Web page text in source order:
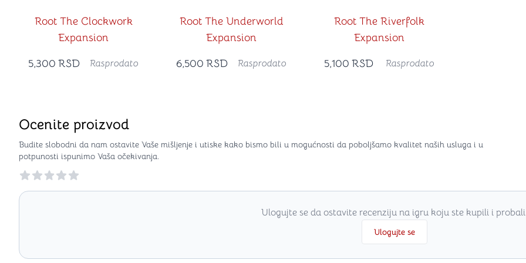
Root The Clockwork
Expansion
5,300 RSD Rasprodato
Root The Underworld
Expansion
6,500 RSD Rasprodato
Root The Riverfolk
Expansion
5,100 RSD Rasprodato
Ocenite proizvod
Budite slobodni da nam ostavite Vaše mišljenje i utiske kako bismo bili u mogućnosti da poboljšamo kvalitet naših usluga i u
potpunosti ispunimo Vaša očekivanja.
Reviews
Ulogujte se da ostavite recenziju na igru koju ste kupili i
Ulogujte se